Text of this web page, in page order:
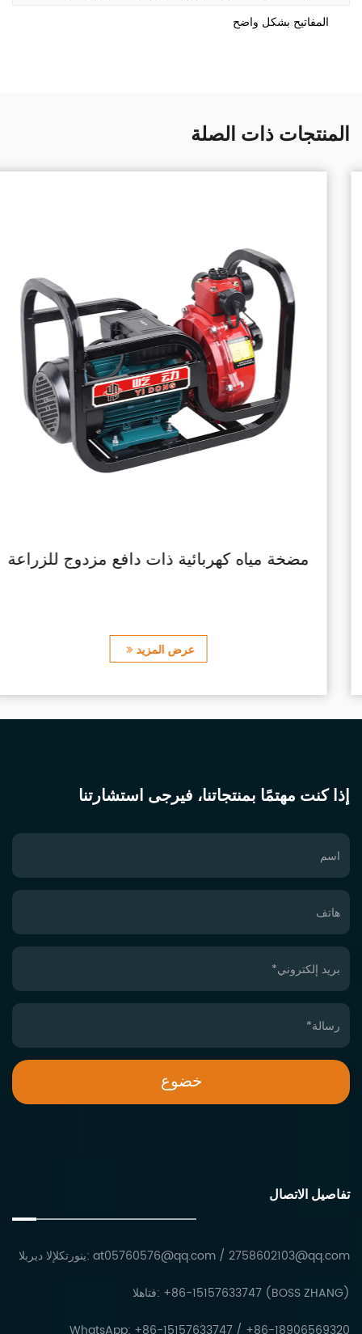
المفاتيح بشكل واضح
المنتجات ذات الصلة
مضخة ذو تحكم يدوي منخفض الضوضاء
إذا كنت مهتمًا بمنتجاتنا، فيرجى استشارتنا
تفاصيل الاتصال
البريد الإلكتروني: at05760576@qq.com / 2758602103@qq.com
الهاتف: +86-15157633747 (BOSS ZHANG)